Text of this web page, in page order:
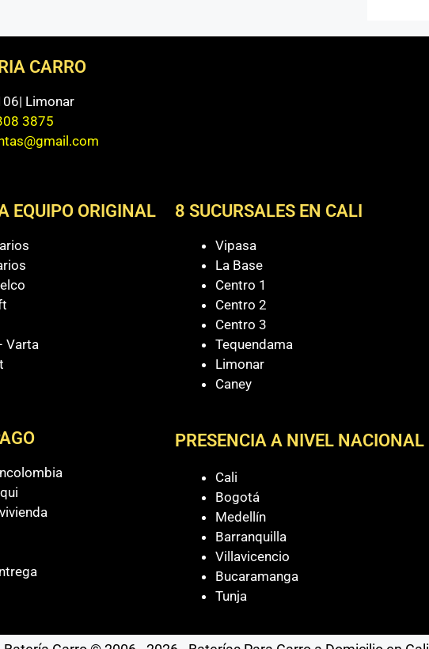
CARRO
Limonar
3875
EQUIPO ORIGINAL
Varta
8 SUCURSALES EN CALI
Vipasa
La Base
Centro 1
Centro 2
Centro 3
Tequendama
Limonar
Caney
PRESENCIA A NIVEL NACIONAL
Cali
Bogotá
Medellín
Barranquilla
Villavicencio
Bucaramanga
Tunja